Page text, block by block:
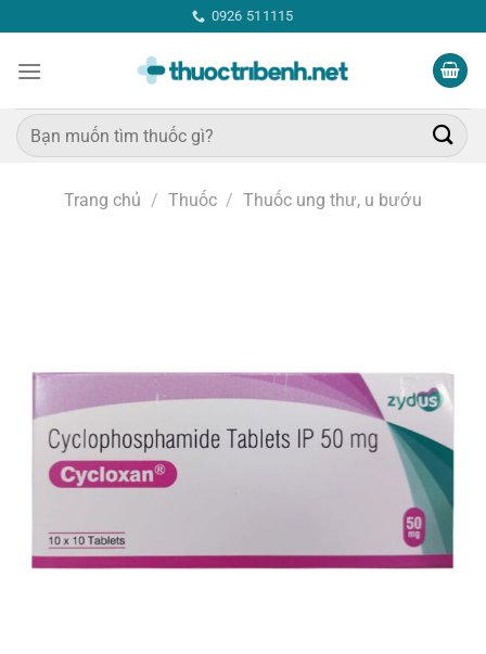
qua
nội
0926 511115
Tìm
kiếm:
Trang chủ / Thuốc / Thuốc ung thư, u bướu